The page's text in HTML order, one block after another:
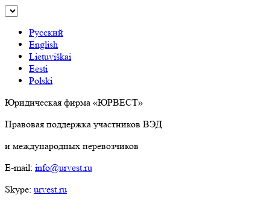
Русский
English
Lietuviškai
Eesti
Polski
Юридическая фирма «ЮРВЕСТ»
Правовая поддержка участников ВЭД
и международных перевозчиков
E-mail: info@urvest.ru
Skype: urvest.ru